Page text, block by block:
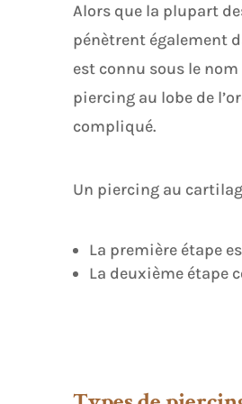
Alors que la plupart
pénètrent également
est connu sous le
piercing au lobe de
compliqué.
Un piercing au
La première étape
La deuxième étape